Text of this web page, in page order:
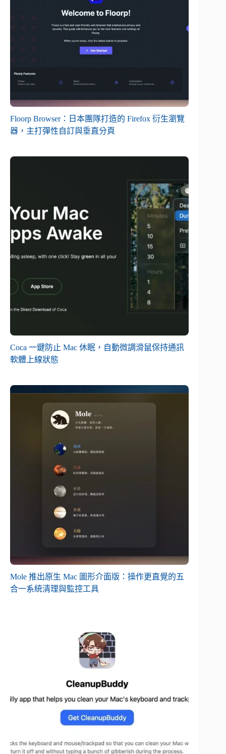
Floorp Browser：日本團隊打造的 Firefox 衍生瀏覽
器，主打彈性自訂與垂直分頁
Coca 一鍵防止 Mac 休眠，自動微調滑鼠保持通訊
軟體上線狀態
Mole 推出原生 Mac 圖形介面版：操作更直覺的五
合一系統清理與監控工具